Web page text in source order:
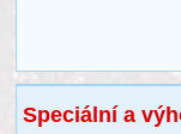
Speciální a